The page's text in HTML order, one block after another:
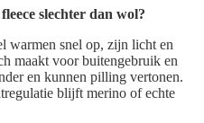
slechter dan wol?
warmen snel op, zijn licht en
maakt voor buitengebruik en
en kunnen pilling vertonen.
blijft merino of echte